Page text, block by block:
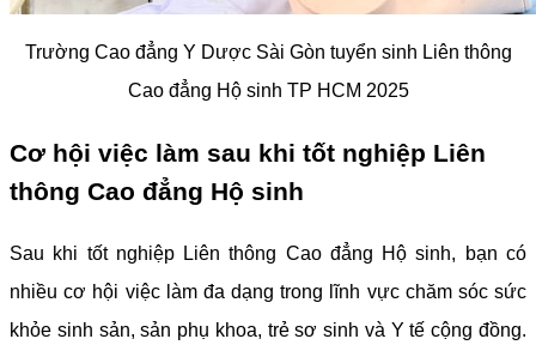
Trường Cao đẳng Y Dược Sài Gòn tuyển sinh Liên thông
Cao đẳng Hộ sinh TP HCM 2025
Cơ hội việc làm sau khi tốt nghiệp Liên
thông Cao đẳng Hộ sinh
Sau khi tốt nghiệp Liên thông Cao đẳng Hộ sinh, bạn có
nhiều cơ hội việc làm đa dạng trong lĩnh vực chăm sóc sức
khỏe sinh sản, sản phụ khoa, trẻ sơ sinh và Y tế cộng đồng.